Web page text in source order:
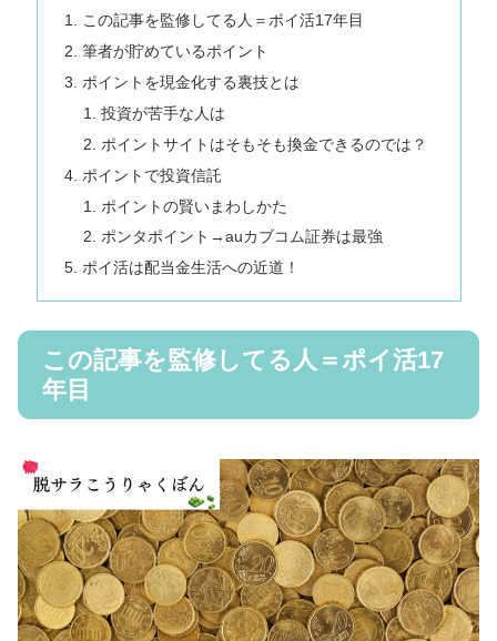
この記事を監修してる人＝ポイ活17年目
筆者が貯めているポイント
ポイントを現金化する裏技とは
投資が苦手な人は
ポイントサイトはそもそも換金できるのでは？
ポイントで投資信託
ポイントの賢いまわしかた
ポンタポイント→auカブコム証券は最強
ポイ活は配当金生活への近道！
この記事を監修してる人＝ポイ活17
年目